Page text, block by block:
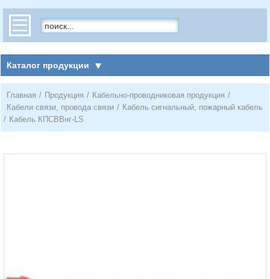
Каталог продукции
Главная / Продукция / Кабельно-проводниковая продукция /
Кабели связи, провода связи / Кабель сигнальный, пожарный кабель
/ Кабель КПСВВнг-LS